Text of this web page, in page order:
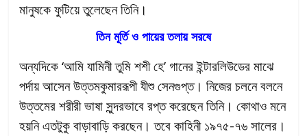
মানুষকে ফুটিয়ে তুলেছেন তিনি।
তিন মূর্তি ও পায়ের তলায় সরষে
অন্যদিকে ‘আমি যামিনী তুমি শশী হে’ গানের ইন্টারলিউডের মাঝে
পর্দায় আসেন উত্তমকুমাররূপী যীশু সেনগুপ্ত। নিজের চলনে বলনে
উত্তমের শরীরী ভাষা সুন্দরভাবে রপ্ত করেছেন তিনি। কোথাও মনে
হয়নি এতটুকু বাড়াবাড়ি করছেন। তবে কাহিনী ১৯৭৫-৭৬ সালের।